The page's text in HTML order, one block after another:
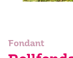
Fondant